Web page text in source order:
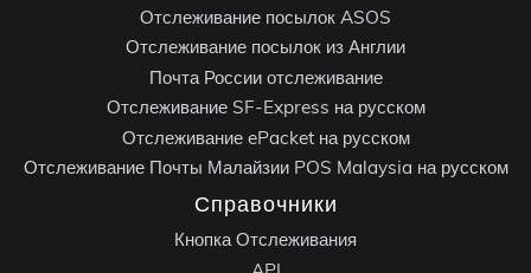
Отслеживание посылок ASOS
Отслеживание посылок из Англии
Почта России отслеживание
Отслеживание SF-Express на русском
Отслеживание ePacket на русском
Отслеживание Почты Малайзии POS Malaysia на русском
Справочники
Кнопка Отслеживания